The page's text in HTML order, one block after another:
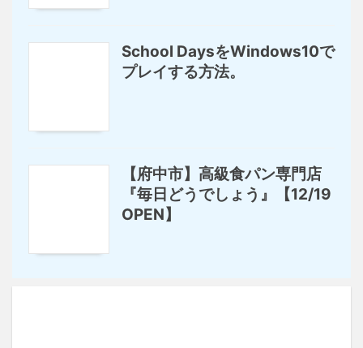
School DaysをWindows10で
プレイする方法。
【府中市】高級食パン専門店
『毎日どうでしょう』【12/19
OPEN】